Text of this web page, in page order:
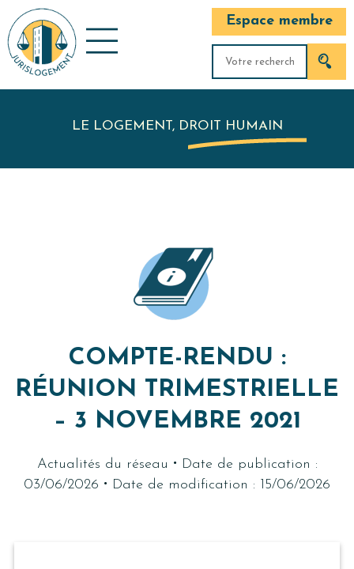
Espace membre
LE LOGEMENT, DROIT HUMAIN
COMPTE-RENDU :
RÉUNION TRIMESTRIELLE
– 3 NOVEMBRE 2021
Actualités du réseau · Date de publication :
03/06/2026 · Date de modification : 15/06/2026